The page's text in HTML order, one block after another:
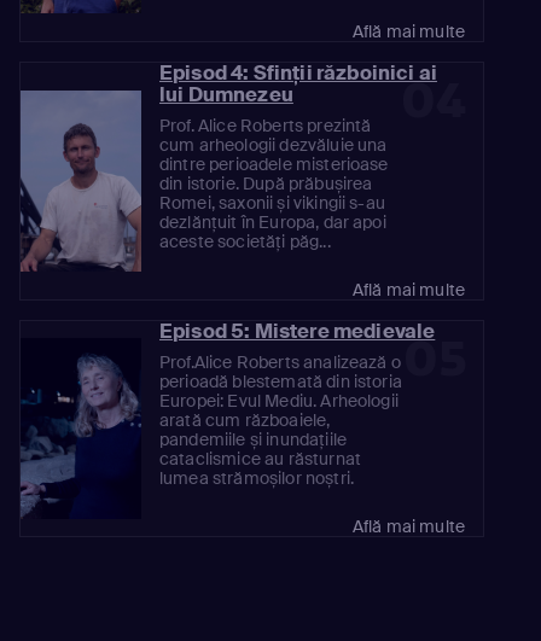
Află mai multe
04
Episod 4: Sfinții războinici ai
lui Dumnezeu
Prof. Alice Roberts prezintă
cum arheologii dezvăluie una
dintre perioadele misterioase
din istorie. După prăbușirea
Romei, saxonii și vikingii s-au
dezlănțuit în Europa, dar apoi
aceste societăți păg...
Află mai multe
05
Episod 5: Mistere medievale
Prof.Alice Roberts analizează o
perioadă blestemată din istoria
Europei: Evul Mediu. Arheologii
arată cum războaiele,
pandemiile și inundațiile
cataclismice au răsturnat
lumea strămoșilor noștri.
Află mai multe